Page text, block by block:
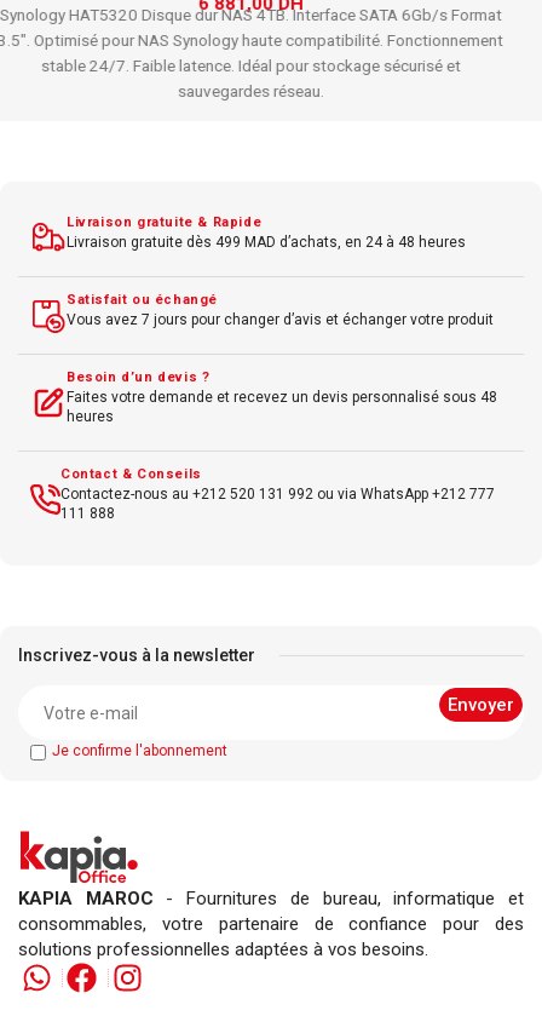
ADATA Legend 700.SSD M.2 NVMe 512Go.Haute vitesse de lecture/
écriture.Compatible PCIe.Améliore performances système.Idéal
upgrade PC portable et desktop.
Livraison gratuite & Rapide
Livraison gratuite dès 499 MAD d’achats, en 24 à 48 heures
Satisfait ou échangé
Vous avez 7 jours pour changer d’avis et échanger votre produit
Besoin d’un devis ?
Faites votre demande et recevez un devis personnalisé sous 48
heures
Contact & Conseils
Contactez-nous au +212 520 131 992 ou via WhatsApp +212 777
111 888
Inscrivez-vous à la newsletter
Je confirme l'abonnement
KAPIA MAROC - Fournitures de bureau, informatique et
consommables, votre partenaire de confiance pour des
solutions professionnelles adaptées à vos besoins.